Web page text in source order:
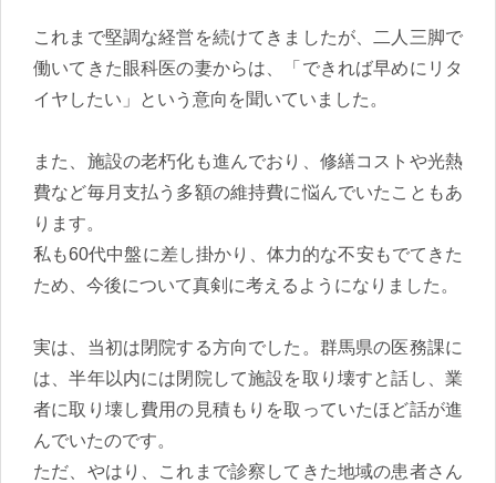
これまで堅調な経営を続けてきましたが、二人三脚で
働いてきた眼科医の妻からは、「できれば早めにリタ
イヤしたい」という意向を聞いていました。
また、施設の老朽化も進んでおり、修繕コストや光熱
費など毎月支払う多額の維持費に悩んでいたこともあ
ります。
私も60代中盤に差し掛かり、体力的な不安もでてきた
ため、今後について真剣に考えるようになりました。
実は、当初は閉院する方向でした。群馬県の医務課に
は、半年以内には閉院して施設を取り壊すと話し、業
者に取り壊し費用の見積もりを取っていたほど話が進
んでいたのです。
ただ、やはり、これまで診察してきた地域の患者さん